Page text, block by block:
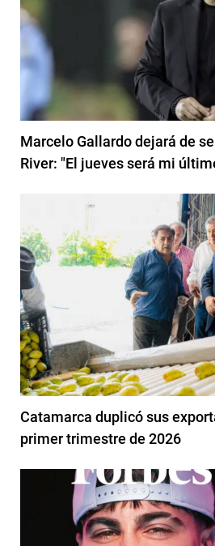
Marcelo Gallardo dejará de
River: "El jueves será mi
Catamarca duplicó sus
primer trimestre de 2026